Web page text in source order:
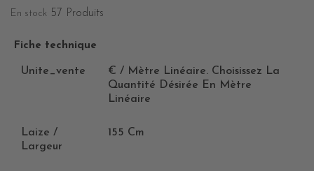
En stock 57 Produits
Fiche technique
Unite_vente
€ / Mètre Linéaire. Choisissez La
Quantité Désirée En Mètre
Linéaire
Laize /
Largeur
155 Cm